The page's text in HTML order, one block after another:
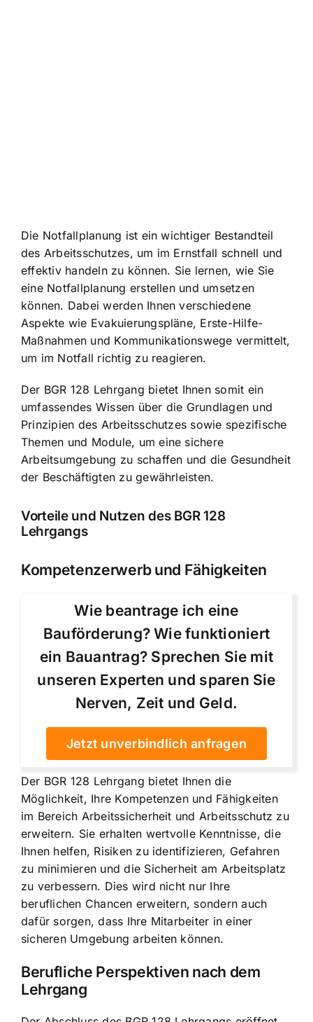
Die Notfallplanung ist ein wichtiger Bestandteil
des Arbeitsschutzes, um im Ernstfall schnell und
effektiv handeln zu können. Sie lernen, wie Sie
eine Notfallplanung erstellen und umsetzen
können. Dabei werden Ihnen verschiedene
Aspekte wie Evakuierungspläne, Erste-Hilfe-
Maßnahmen und Kommunikationswege vermittelt,
um im Notfall richtig zu reagieren.
Der BGR 128 Lehrgang bietet Ihnen somit ein
umfassendes Wissen über die Grundlagen und
Prinzipien des Arbeitsschutzes sowie spezifische
Themen und Module, um eine sichere
Arbeitsumgebung zu schaffen und die Gesundheit
der Beschäftigten zu gewährleisten.
Vorteile und Nutzen des BGR 128
Lehrgangs
Kompetenzerwerb und Fähigkeiten
Wie beantrage ich eine
Bauförderung? Wie funktioniert
ein Bauantrag? Sprechen Sie mit
unseren Experten und sparen Sie
Nerven, Zeit und Geld.
Jetzt unverbindlich anfragen
Der BGR 128 Lehrgang bietet Ihnen die
Möglichkeit, Ihre Kompetenzen und Fähigkeiten
im Bereich Arbeitssicherheit und Arbeitsschutz zu
erweitern. Sie erhalten wertvolle Kenntnisse, die
Ihnen helfen, Risiken zu identifizieren, Gefahren
zu minimieren und die Sicherheit am Arbeitsplatz
zu verbessern. Dies wird nicht nur Ihre
beruflichen Chancen erweitern, sondern auch
dafür sorgen, dass Ihre Mitarbeiter in einer
sicheren Umgebung arbeiten können.
Berufliche Perspektiven nach dem
Lehrgang